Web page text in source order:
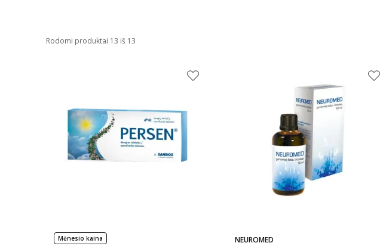
Rodomi produktai 13 iš 13
Mėnesio kaina NEUROMED